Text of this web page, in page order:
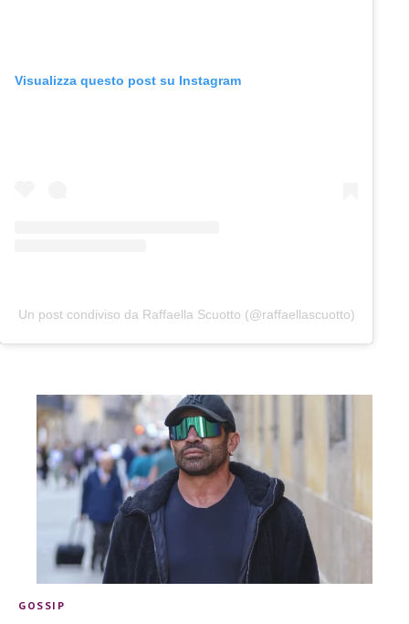
Visualizza questo post su Instagram
Un post condiviso da Raffaella Scuotto (@raffaellascuotto)
GOSSIP